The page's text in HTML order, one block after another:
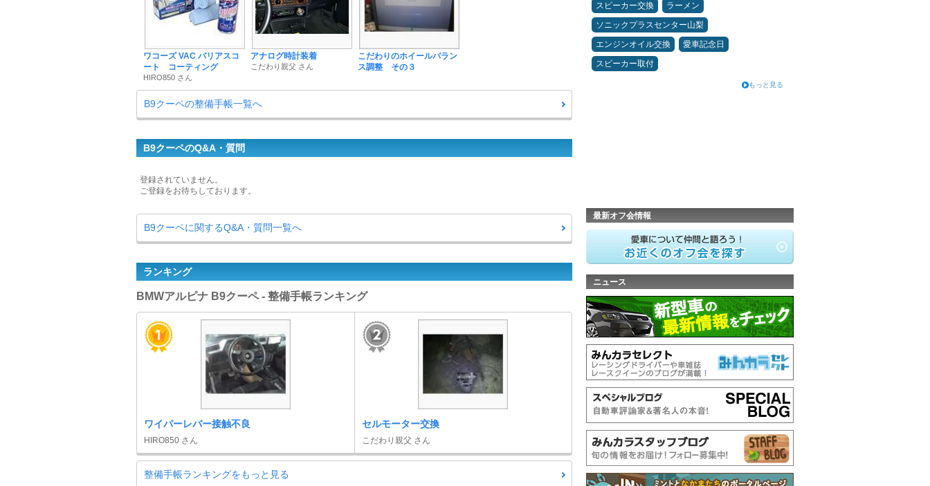
ワコーズ VAC バリアスコ
ート コーティング
HIRO850 さん
アナログ時計装着
こだわり親父 さん
こだわりのホイールバラン
ス調整 その３
B9クーペの整備手帳一覧へ
B9クーペのQ&A・質問
登録されていません。
ご登録をお待ちしております。
B9クーペに関するQ&A・質問一覧へ
ランキング
BMWアルピナ B9クーペ - 整備手帳ランキング
ワイパーレバー接触不良
HIRO850 さん
セルモーター交換
こだわり親父 さん
整備手帳ランキングをもっと見る
スピーカー交換
ラーメン
ソニックプラスセンター山梨
エンジンオイル交換
愛車記念日
スピーカー取付
もっと見る
最新オフ会情報
ニュース